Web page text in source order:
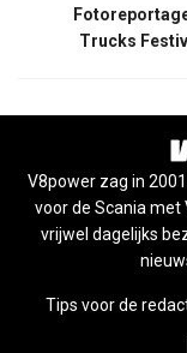
Trucks
V8power zag in
voor de Scania met
vrijwel dagelijks
Tips voor de